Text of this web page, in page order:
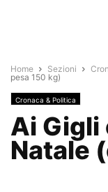
Home Sezioni
pesa 150 kg)
Cronaca & Politica
Ai Gigli
Natale